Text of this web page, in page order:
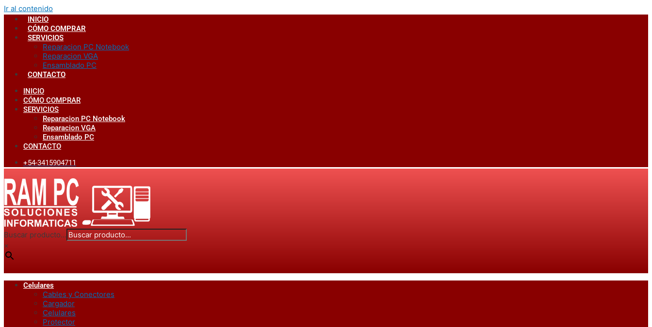
Ir al contenido
INICIO
CÓMO COMPRAR
SERVICIOS
Reparacion PC Notebook
Reparacion VGA
Ensamblado PC
CONTACTO
INICIO
CÓMO COMPRAR
SERVICIOS
Reparacion PC Notebook
Reparacion VGA
Ensamblado PC
CONTACTO
+54-3415904711
Buscar producto...
×
Celulares
Cables y Conectores
Cargador
Celulares
Protector